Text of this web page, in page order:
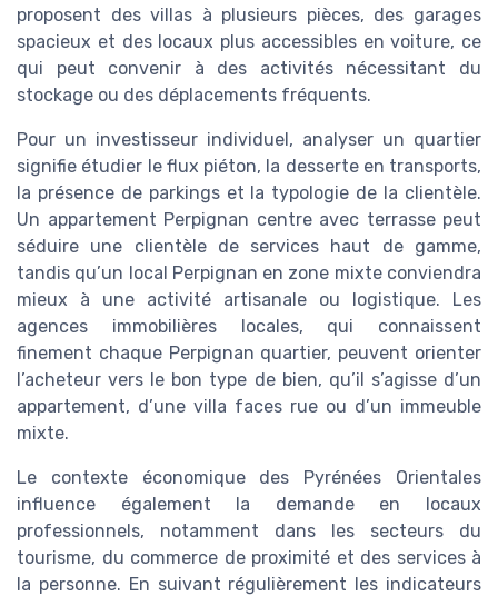
proposent des villas à plusieurs pièces, des garages
spacieux et des locaux plus accessibles en voiture, ce
qui peut convenir à des activités nécessitant du
stockage ou des déplacements fréquents.
Pour un investisseur individuel, analyser un quartier
signifie étudier le flux piéton, la desserte en transports,
la présence de parkings et la typologie de la clientèle.
Un appartement Perpignan centre avec terrasse peut
séduire une clientèle de services haut de gamme,
tandis qu’un local Perpignan en zone mixte conviendra
mieux à une activité artisanale ou logistique. Les
agences immobilières locales, qui connaissent
finement chaque Perpignan quartier, peuvent orienter
l’acheteur vers le bon type de bien, qu’il s’agisse d’un
appartement, d’une villa faces rue ou d’un immeuble
mixte.
Le contexte économique des Pyrénées Orientales
influence également la demande en locaux
professionnels, notamment dans les secteurs du
tourisme, du commerce de proximité et des services à
la personne. En suivant régulièrement les indicateurs